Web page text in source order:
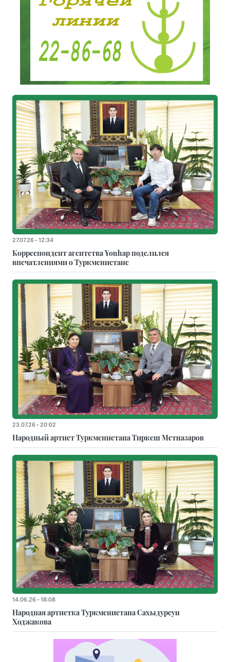
27.07.26 - 12:34
Корреспондент агентства Yonhap поделился
впечатлениями о Туркменистане
23.07.26 - 20:02
Народный артист Туркменистана Тиркеш Мeтназаров
14.06.26 - 18:08
Народная артистка Туркменистана Сахыдурсун
Ходжакова